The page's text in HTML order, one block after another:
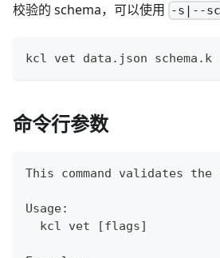
校验的 schema，可以使用 -s|--
kcl vet data.json schema.k
命令行参数
This command validates the
Usage:
  kcl vet
[flags]